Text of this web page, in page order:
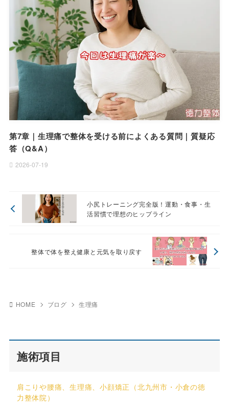
第7章｜生理痛で整体を受ける前によくある質問｜質疑応
答（Q&A）
2026-07-19
小尻トレーニング完全版！運動・食事・生
活習慣で理想のヒップライン
整体で体を整え健康と元気を取り戻す
HOME ブログ 生理痛
施術項目
肩こりや腰痛、生理痛、小顔矯正（北九州市・小倉の徳
力整体院）